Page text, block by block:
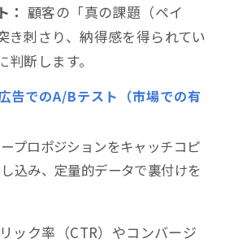
： 顧客の「真の課題（ペイ
き刺さり、納得感を得られてい
断します。
告でのA/Bテスト（市場での有
プロポジションをキャッチコピ
込み、定量的データで裏付けを
ック率（CTR）やコンバージ